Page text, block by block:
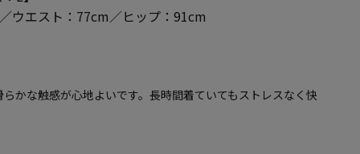
ウエスト：77cm／ヒップ：91cm
かな触感が心地よいです。長時間着ていてもストレスなく快